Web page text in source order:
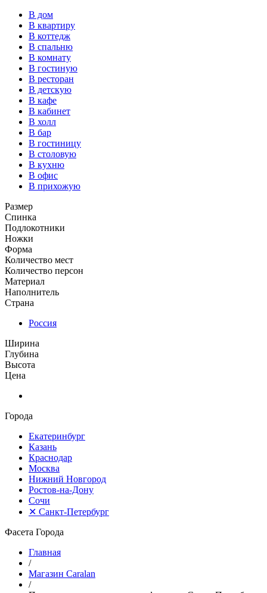
В дом
В квартиру
В коттедж
В спальню
В комнату
В гостиную
В ресторан
В детскую
В кафе
В кабинет
В холл
В бар
В гостиницу
В столовую
В кухню
В офис
В прихожую
Размер
Спинка
Подлокотники
Ножки
Форма
Количество мест
Количество персон
Материал
Наполнитель
Страна
Россия
Ширина
Глубина
Высота
Цена
Города
Екатеринбург
Казань
Краснодар
Москва
Нижний Новгород
Ростов-на-Дону
Сочи
✕ Санкт-Петербург
Фасета Города
Главная
/
Магазин Caralan
/